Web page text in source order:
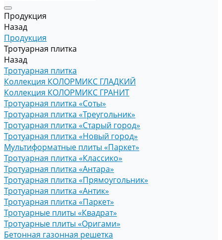
Продукция
Назад
Продукция
Тротуарная плитка
Назад
Тротуарная плитка
Коллекция КОЛОРМИКС ГЛАДКИЙ
Коллекция КОЛОРМИКС ГРАНИТ
Тротуарная плитка «Соты»
Тротуарная плитка «Треугольник»
Тротуарная плитка «Старый город»
Тротуарная плитка «Новый город»
Мультиформатные плиты «Паркет»
Тротуарная плитка «Классико»
Тротуарная плитка «Антара»
Тротуарная плитка «Прямоугольник»
Тротуарная плитка «Антик»
Тротуарная плитка «Паркет»
Тротуарные плиты «Квадрат»
Тротуарные плиты «Оригами»
Бетонная газонная решетка